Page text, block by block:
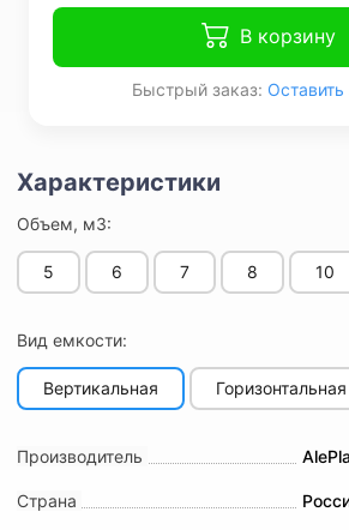
Объем, м3:
5 6 7 8 10
Вид емкости:
Вертикальная Горизонтальная
Производитель
Страна
В корзину
Быстрый заказ: Оставить